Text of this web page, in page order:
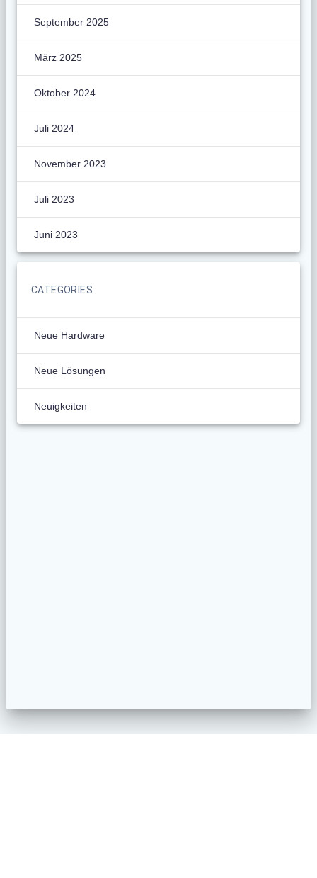
September 2025
März 2025
Oktober 2024
Juli 2024
November 2023
Juli 2023
Juni 2023
CATEGORIES
Neue Hardware
Neue Lösungen
Neuigkeiten